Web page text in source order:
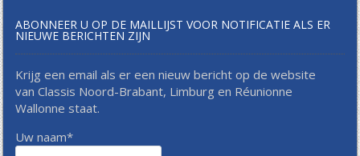
ABONNEER U OP DE MAILLIJST VOOR NOTIFICATIE ALS ER
NIEUWE BERICHTEN ZIJN
Krijg een email als er een nieuw bericht op de website
van Classis Noord-Brabant, Limburg en Réunionne
Wallonne staat.
Uw naam*